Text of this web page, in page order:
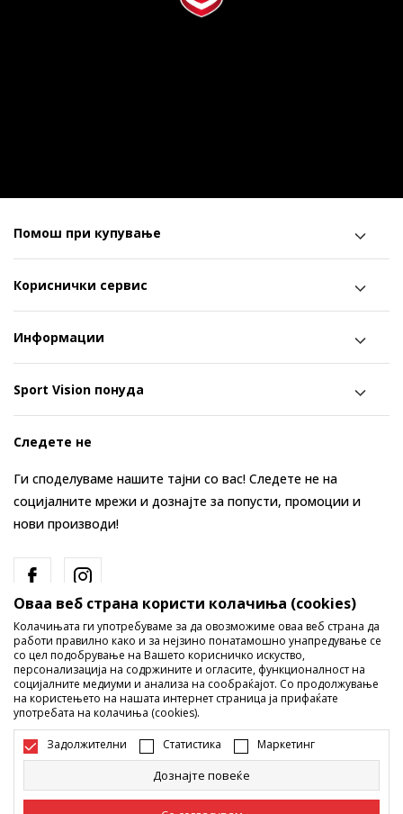
Помош при купување
Кориснички сервис
Информации
Sport Vision понуда
Следете не
Ги споделуваме нашите тајни со вас! Следете не на
социјалните мрежи и дознајте за попусти, промоции и
нови производи!
Македонија Промена
Оваа веб страна користи колачиња (cookies)
Колачињата ги употребуваме за да овозможиме оваа веб страна да
работи правилно како и за нејзино понатамошно унапредување се
со цел подобрување на Вашето корисничко искуство,
персонализација на содржините и огласите, функционалност на
социјалните медиуми и анализа на сообраќајот. Со продолжување
на користењето на нашата интернет страница ја прифаќате
употребата на колачиња (cookies).
Задолжителни Статистика Маркетинг
Дознајте повеќе